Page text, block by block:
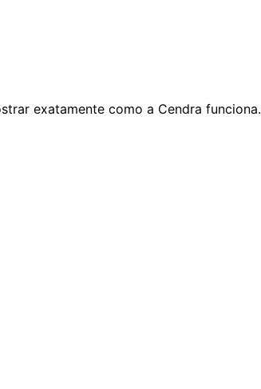
exatamente como a Cendra funciona.